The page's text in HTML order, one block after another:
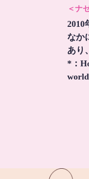
＜ナ
2010
なか
あり
*：
world